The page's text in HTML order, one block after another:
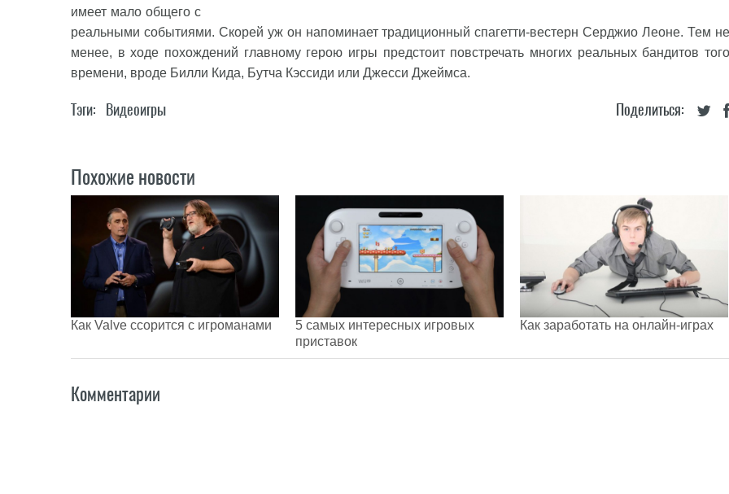
имеет мало общего с
реальными событиями. Скорей уж он напоминает традиционный спагетти-вестерн Серджио Леоне. Тем не
менее, в ходе похождений главному герою игры предстоит повстречать многих реальных бандитов того
времени, вроде Билли Кида, Бутча Кэссиди или Джесси Джеймса.
Поделиться:
Тэги: Видеоигры
Похожие новости
Как Valve ссорится с игроманами
5 самых интересных игровых
приставок
Как заработать на онлайн-играх
Комментарии